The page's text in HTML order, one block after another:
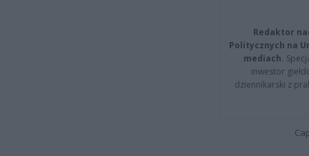
Redaktor
Politycznych na
mediach.
inwestor
dziennikarski z